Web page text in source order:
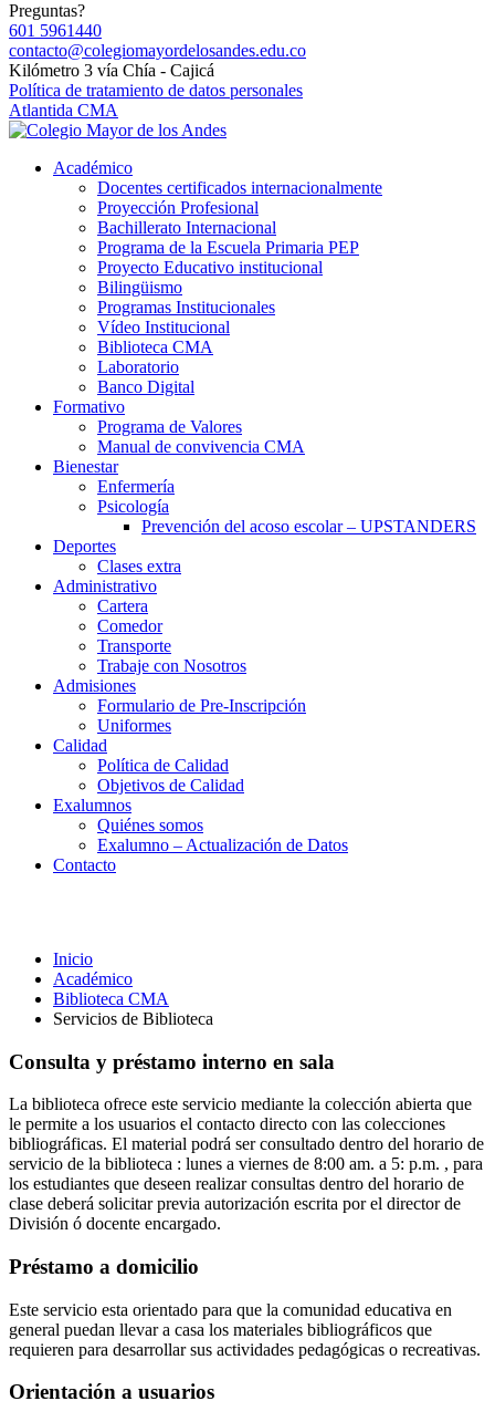
Preguntas?
601 5961440
contacto@colegiomayordelosandes.edu.co
Kilómetro 3 vía Chía - Cajicá
Política de tratamiento de datos personales
Atlantida CMA
Académico
Docentes certificados internacionalmente
Proyección Profesional
Bachillerato Internacional
Programa de la Escuela Primaria PEP
Proyecto Educativo institucional
Bilingüismo
Programas Institucionales
Vídeo Institucional
Biblioteca CMA
Laboratorio
Banco Digital
Formativo
Programa de Valores
Manual de convivencia CMA
Bienestar
Enfermería
Psicología
Prevención del acoso escolar – UPSTANDERS
Deportes
Clases extra
Administrativo
Cartera
Comedor
Transporte
Trabaje con Nosotros
Admisiones
Formulario de Pre-Inscripción
Uniformes
Calidad
Política de Calidad
Objetivos de Calidad
Exalumnos
Quiénes somos
Exalumno – Actualización de Datos
Contacto
Inicio
Académico
Biblioteca CMA
Servicios de Biblioteca
Consulta y préstamo interno en sala
La biblioteca ofrece este servicio mediante la colección abierta que
le permite a los usuarios el contacto directo con las colecciones
bibliográficas. El material podrá ser consultado dentro del horario de
servicio de la biblioteca : lunes a viernes de 8:00 am. a 5: p.m. , para
los estudiantes que deseen realizar consultas dentro del horario de
clase deberá solicitar previa autorización escrita por el director de
División ó docente encargado.
Préstamo a domicilio
Este servicio esta orientado para que la comunidad educativa en
general puedan llevar a casa los materiales bibliográficos que
requieren para desarrollar sus actividades pedagógicas o recreativas.
Orientación a usuarios